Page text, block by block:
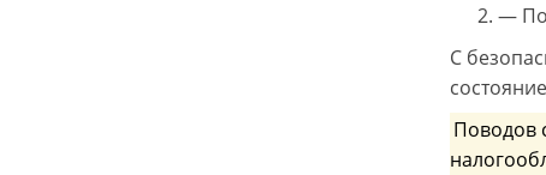
—
С
Поводов